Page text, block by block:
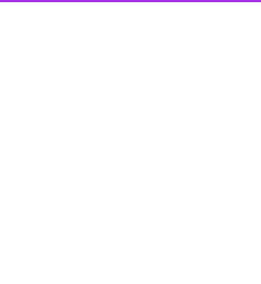
SUBMENÚ